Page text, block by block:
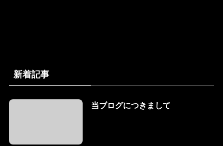
新着記事
当ブログにつきまして